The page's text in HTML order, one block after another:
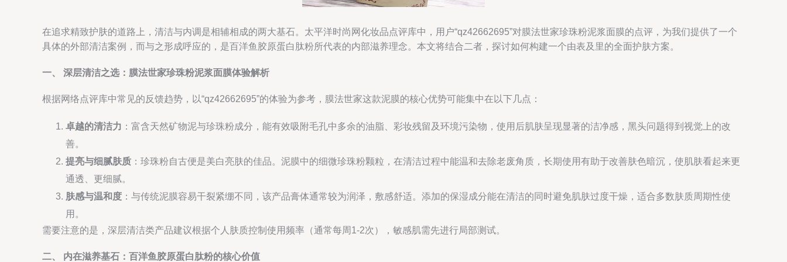
在追求精致护肤的道路上，清洁与内调是相辅相成的两大基石。太平洋时尚网化妆品点评库中，用户“qz42662695”对膜法世家珍珠粉泥浆面膜的点评，为我们提供了一个
具体的外部清洁案例，而与之形成呼应的，是百洋鱼胶原蛋白肽粉所代表的内部滋养理念。本文将结合二者，探讨如何构建一个由表及里的全面护肤方案。
一、 深层清洁之选：膜法世家珍珠粉泥浆面膜体验解析
根据网络点评库中常见的反馈趋势，以“qz42662695”的体验为参考，膜法世家这款泥膜的核心优势可能集中在以下几点：
卓越的清洁力 ：富含天然矿物泥与珍珠粉成分，能有效吸附毛孔中多余的油脂、彩妆残留及环境污染物，使用后肌肤呈现显著的洁净感，黑头问题得到视觉上的改
善。
提亮与细腻肤质 ：珍珠粉自古便是美白亮肤的佳品。泥膜中的细微珍珠粉颗粒，在清洁过程中能温和去除老废角质，长期使用有助于改善肤色暗沉，使肌肤看起来更
通透、更细腻。
肤感与温和度 ：与传统泥膜容易干裂紧绷不同，该产品膏体通常较为润泽，敷感舒适。添加的保湿成分能在清洁的同时避免肌肤过度干燥，适合多数肤质周期性使
用。
需要注意的是，深层清洁类产品建议根据个人肤质控制使用频率（通常每周1-2次），敏感肌需先进行局部测试。
二、 内在滋养基石：百洋鱼胶原蛋白肽粉的核心价值